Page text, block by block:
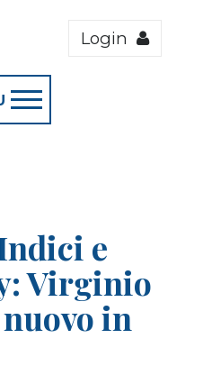
Login
e
Virginio
in